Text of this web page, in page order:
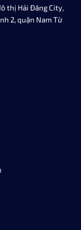
thị Hải Đăng City,
2, quận Nam Từ